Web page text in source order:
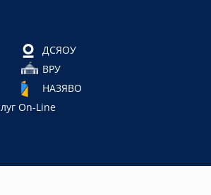
ДСЯОУ
ВРУ
НАЗЯВО
On-Line